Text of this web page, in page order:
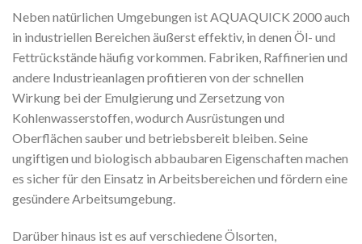
Neben natürlichen Umgebungen ist AQUAQUICK 2000 auch
in industriellen Bereichen äußerst effektiv, in denen Öl- und
Fettrückstände häufig vorkommen. Fabriken, Raffinerien und
andere Industrieanlagen profitieren von der schnellen
Wirkung bei der Emulgierung und Zersetzung von
Kohlenwasserstoffen, wodurch Ausrüstungen und
Oberflächen sauber und betriebsbereit bleiben. Seine
ungiftigen und biologisch abbaubaren Eigenschaften machen
es sicher für den Einsatz in Arbeitsbereichen und fördern eine
gesündere Arbeitsumgebung.
Darüber hinaus ist es auf verschiedene Ölsorten,